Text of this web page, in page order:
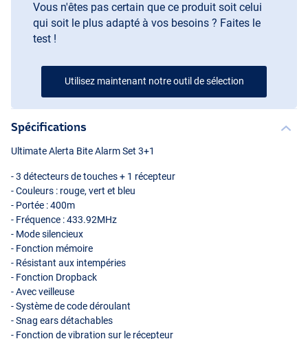
Vous n'êtes pas certain que ce produit soit celui
qui soit le plus adapté à vos besoins ? Faites le
test !
Utilisez maintenant notre outil de sélection
Spécifications
Ultimate Alerta Bite Alarm Set 3+1
- 3 détecteurs de touches + 1 récepteur
- Couleurs : rouge, vert et bleu
- Portée : 400m
- Fréquence : 433.92MHz
- Mode silencieux
- Fonction mémoire
- Résistant aux intempéries
- Fonction Dropback
- Avec veilleuse
- Système de code déroulant
- Snag ears détachables
- Fonction de vibration sur le récepteur